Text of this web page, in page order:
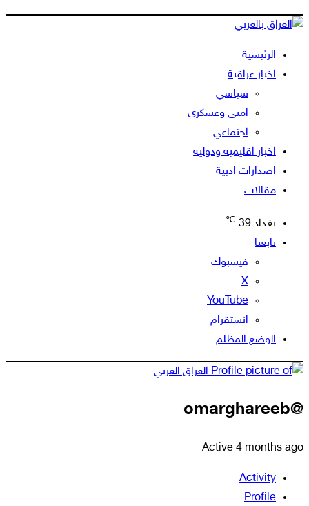
الرئيسية
اخبار عراقية
سياسي
امني وعسكري
اجتماعي
اخبار اقليمية ودولية
اصدارات ادبية
مقالات
بغداد 39
℃
تابعنا
فيسبوك
‫X
‫YouTube
انستقرام
الوضع المظلم
@omarghareeb
Active 4 months ago
Activity
Profile